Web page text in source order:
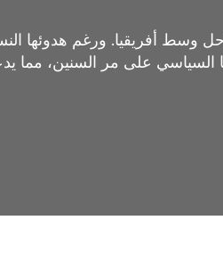
وسط أفريقيا. ورغم هدوئها
السياسي على مر السنين، مما